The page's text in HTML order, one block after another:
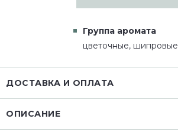
Группа аромата
цветочные, шипровые
ДОСТАВКА И ОПЛАТА
ОПИСАНИЕ